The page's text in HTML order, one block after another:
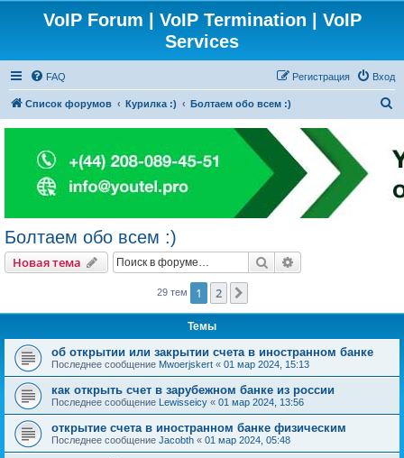
VoIP Forum | VoIP Termination | VoIP
Services
FAQ Вход
Регистрация
Список форумов Курилка :) Болтаем обо всем :)
с
к
Болтаем обо всем :)
Новая тема Поиск
29 тем 1 2
Темы
об открытии или закрытии счета в иностранном банке
Последнее сообщение Mwoerjskert « 01 мар 2024, 15:13
как открыть счет в зарубежном банке из россии
Последнее сообщение Lewisseicy « 01 мар 2024, 13:56
открытие счета в иностранном банке физическим
Последнее сообщение Jacobth « 01 мар 2024, 05:48